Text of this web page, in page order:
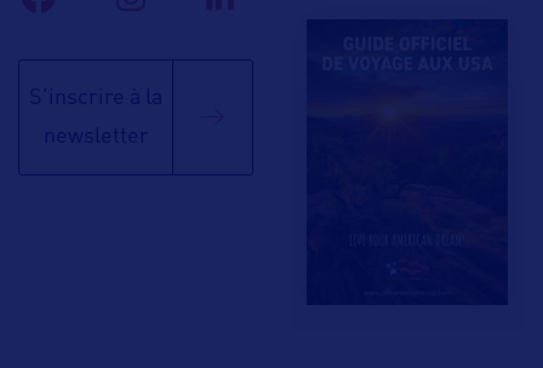
S'inscrire à la
newsletter